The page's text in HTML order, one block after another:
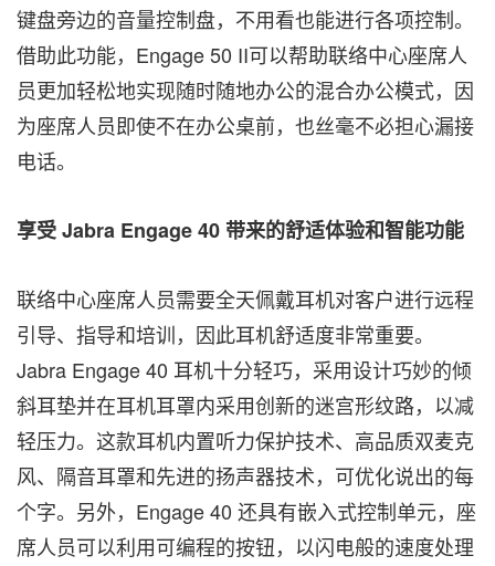
键盘旁边的音量控制盘，不用看也能进行各项控制。
借助此功能，Engage 50 II可以帮助联络中心座席人
员更加轻松地实现随时随地办公的混合办公模式，因
为座席人员即使不在办公桌前，也丝毫不必担心漏接
电话。
享受Jabra Engage 40 带来的舒适体验和智能功能
联络中心座席人员需要全天佩戴耳机对客户进行远程
引导、指导和培训，因此耳机舒适度非常重要。
Jabra Engage 40 耳机十分轻巧，采用设计巧妙的倾
斜耳垫并在耳机耳罩内采用创新的迷宫形纹路，以减
轻压力。这款耳机内置听力保护技术、高品质双麦克
风、隔音耳罩和先进的扬声器技术，可优化说出的每
个字。另外，Engage 40 还具有嵌入式控制单元，座
席人员可以利用可编程的按钮，以闪电般的速度处理